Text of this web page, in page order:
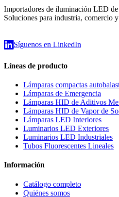
Importadores de iluminación LED
Soluciones para industria, comercio
Síguenos en LinkedIn
Líneas de producto
Lámparas compactas
Lámparas de Emergencia
Lámparas HID de Aditivos
Lámparas HID de Vapor de
Lámparas LED Interiores
Luminarios LED Exteriores
Luminarios LED Industriales
Tubos Fluorescentes Lineales
Información
Catálogo completo
Quiénes somos